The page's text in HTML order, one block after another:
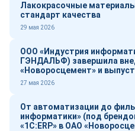
Лакокрасочные
стандарт качества
29 мая 2026
ООО «Индустрия
ГЭНДАЛЬФ) завершила
«Новоросцемент» и
27 мая 2026
От автоматизации до фильма. Как ООО
информатики» (под
«1С:ERP» в ОАО